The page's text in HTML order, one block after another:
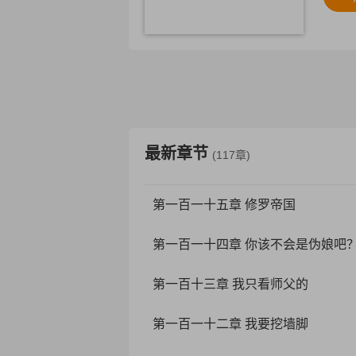
最新章节 (117章)
第一百一十五章 修罗帝国
第一百一十四章 你该不会是伪娘吧？
第一百十三章 我只看师父的
第一百一十二章 我要挖墙脚